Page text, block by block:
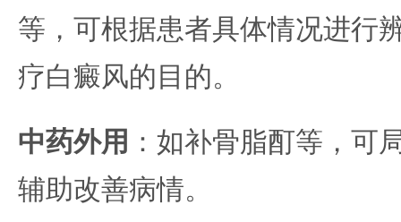
等，可根据患者具体情况进行
疗白癜风的目的。
中药外用 ：如补骨脂酊等，可
辅助改善病情。